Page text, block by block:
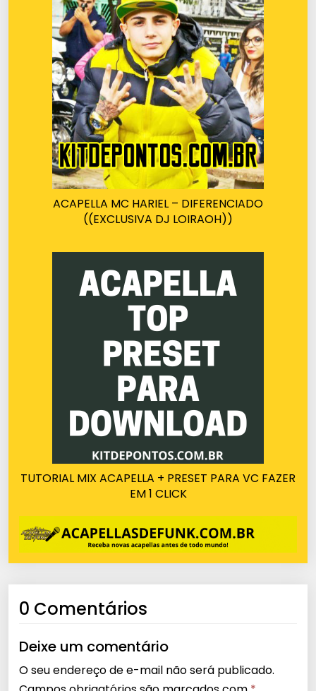
ACAPELLA MC HARIEL – DIFERENCIADO
((EXCLUSIVA DJ LOIRAOH))
TUTORIAL MIX ACAPELLA + PRESET PARA VC FAZER
EM 1 CLICK
0 Comentários
Deixe um comentário
O seu endereço de e-mail não será publicado.